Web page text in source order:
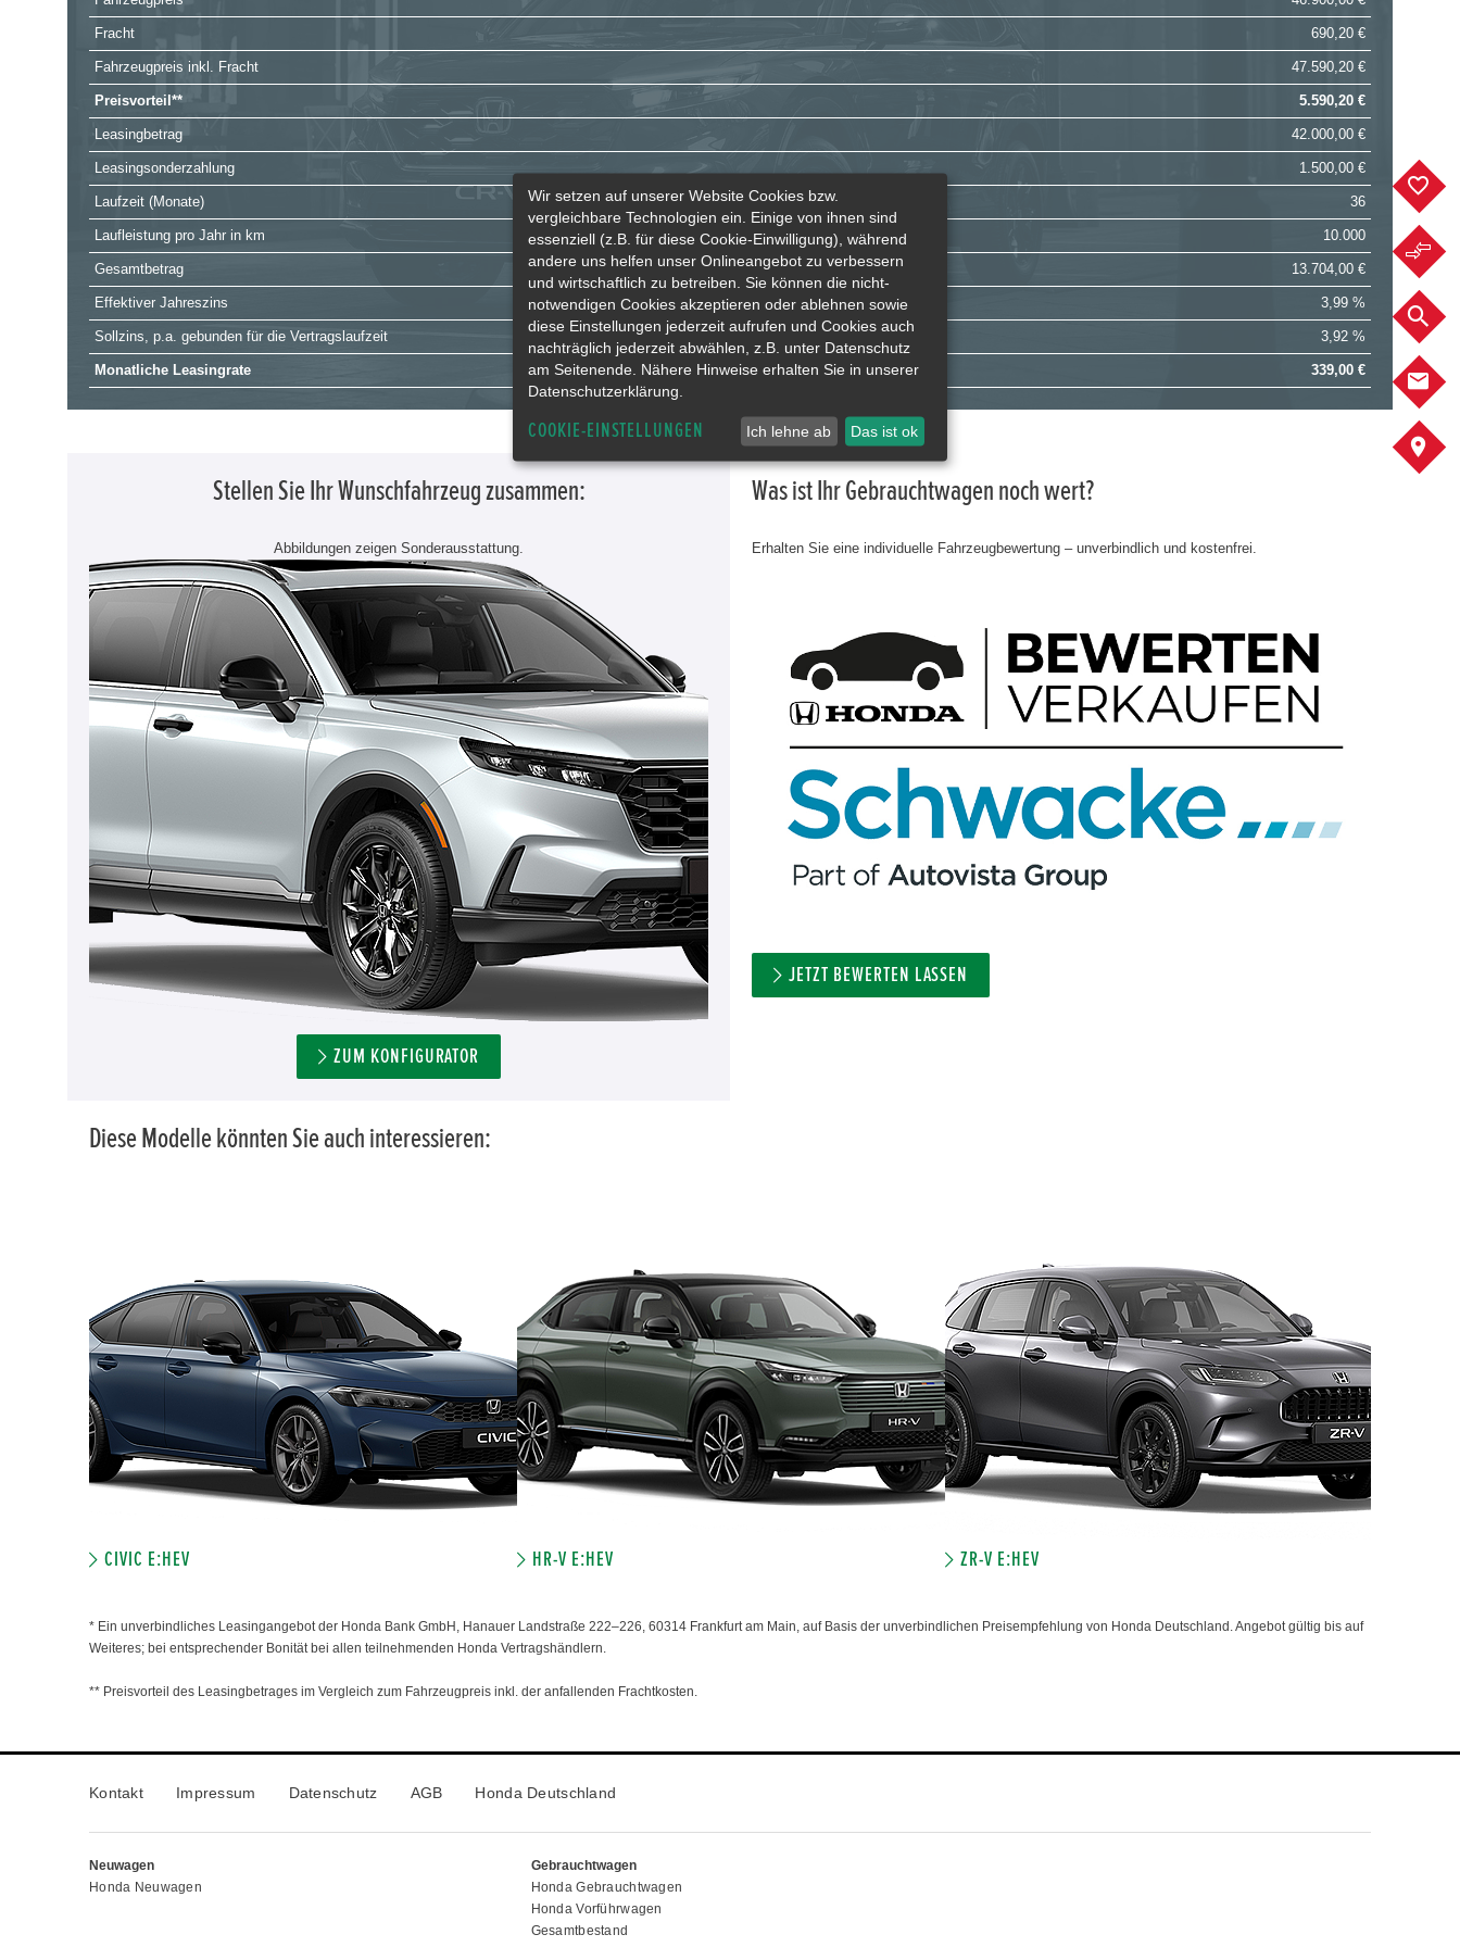
Fracht 690,20 €
Fahrzeugpreis inkl. Fracht 47.590,20 €
Preisvorteil** 5.590,20 €
Leasingbetrag 42.000,00 €
Leasingsonderzahlung 1.500,00 €
Laufzeit (Monate) 36
Laufleistung pro Jahr in km 10.000
Gesamtbetrag 13.704,00 €
Effektiver Jahreszins 3,99 %
Sollzins, p.a. gebunden für die Vertragslaufzeit 3,92 %
Monatliche Leasingrate 339,00 €
Stellen Sie Ihr Wunschfahrzeug zusammen:
Abbildungen zeigen Sonderausstattung.
ZUM KONFIGURATOR
Was ist Ihr Gebrauchtwagen noch wert?
Erhalten Sie eine individuelle Fahrzeugbewertung – unverbindlich und kostenfrei.
JETZT BEWERTEN LASSEN
Diese Modelle könnten Sie auch interessieren:
CIVIC E:HEV HR-V E:HEV ZR-V E:HEV
* Ein unverbindliches Leasingangebot der Honda Bank GmbH, Hanauer Landstraße 222–226, 60314 Frankfurt am Main, auf Basis der unverbindlichen Preisempfehlung von Honda Deutschland. Angebot gültig bis auf
Weiteres; bei entsprechender Bonität bei allen teilnehmenden Honda Vertragshändlern.
** Preisvorteil des Leasingbetrages im Vergleich zum Fahrzeugpreis inkl. der anfallenden Frachtkosten.
Kontakt Impressum Datenschutz AGB Honda Deutschland
Neuwagen
Honda Neuwagen
Gebrauchtwagen
Honda Gebrauchtwagen
Honda Vorführwagen
Gesamtbestand
Wir setzen auf unserer Website Cookies bzw.
vergleichbare Technologien ein. Einige von ihnen sind
essenziell (z.B. für diese Cookie-Einwilligung), während
andere uns helfen unser Onlineangebot zu verbessern
und wirtschaftlich zu betreiben. Sie können die nicht-
notwendigen Cookies akzeptieren oder ablehnen sowie
diese Einstellungen jederzeit aufrufen und Cookies auch
nachträglich jederzeit abwählen, z.B. unter Datenschutz
am Seitenende. Nähere Hinweise erhalten Sie in unserer
Datenschutzerklärung.
COOKIE-EINSTELLUNGEN Ich lehne ab Das ist ok